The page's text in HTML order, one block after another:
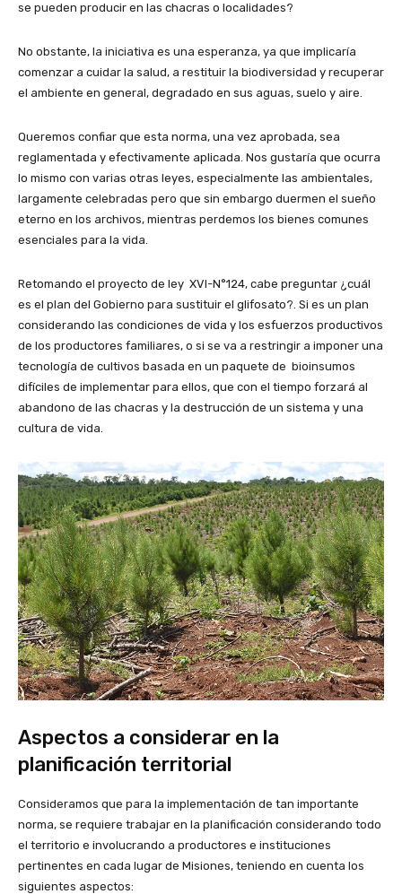
se pueden producir en las chacras o localidades?
No obstante, la iniciativa es una esperanza, ya que implicaría
comenzar a cuidar la salud, a restituir la biodiversidad y recuperar
el ambiente en general, degradado en sus aguas, suelo y aire.
Queremos confiar que esta norma, una vez aprobada, sea
reglamentada y efectivamente aplicada. Nos gustaría que ocurra
lo mismo con varias otras leyes, especialmente las ambientales,
largamente celebradas pero que sin embargo duermen el sueño
eterno en los archivos, mientras perdemos los bienes comunes
esenciales para la vida.
Retomando el proyecto de ley XVI-N°124, cabe preguntar ¿cuál
es el plan del Gobierno para sustituir el glifosato?. Si es un plan
considerando las condiciones de vida y los esfuerzos productivos
de los productores familiares, o si se va a restringir a imponer una
tecnología de cultivos basada en un paquete de bioinsumos
difíciles de implementar para ellos, que con el tiempo forzará al
abandono de las chacras y la destrucción de un sistema y una
cultura de vida.
Aspectos a considerar en la
planificación territorial
Consideramos que para la implementación de tan importante
norma, se requiere trabajar en la planificación considerando todo
el territorio e involucrando a productores e instituciones
pertinentes en cada lugar de Misiones, teniendo en cuenta los
siguientes aspectos: